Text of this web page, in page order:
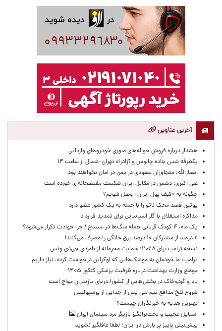
آخرین عناوین
هشدار درباره فروش حواله‌های صوری خودروهای وارداتی
یکطرفه شدن جاده چالوس و آزادراه تهران–شمال از ساعت ۱۴
انصارالله: متجاوزان سعودی در یمن در امان نخواهند بود
علی اکبری: دشمن در مقابل ایران شکست مفتضحانه‌ای خورده است
چگونه به «کیف پول ایران» وصل شویم؟
پوتین قصد محک ناتو را با حمله به یک کشور عضو دارد
مذاکره استقلال با گلر اسپانیایی برای تمدید قرارداد
یک ماه، ۴ کودک قربانی حمله سگ‌ها در سنندج / چرا حوادث تکرار می‌شود؟
۲ درصد از مشترکان ۱۰ درصد برق خانگی را مصرف می‌کنند!
نسخه ترامپ برای ۲۰۲۸؛ حمایت محرمانه از نامزدی جی‌دی ونس
ترامپ: ما خودمان به موشک‌هایی که اوکراین درخواست کرده، نیاز داریم
موضع وزارت بهداشت درباره ظرفیت پزشکی کنکور ۱۴۰۵
باد و گردوخاک در بخش‌هایی از کشور/ دریای مازندران مواج است
شروع تلخ مدافع تیم ملی پس از جدایی از پرسپولیس
بهترین هدیه به خبرنگاران چیست؟
استایل عجیب و بحث‌برانگیز بازیگر مرد سینمای ایران
پیش‌بینی پاییز پر بارش در ایران؛ لطفا غافلگیر نشوید